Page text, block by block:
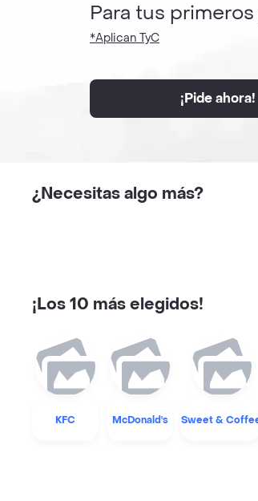
Para tus
*Aplican TyC
¡Pide ahora!
¿Necesitas algo más?
¡Los 10 más elegidos!
KFC McDonald's Sweet &